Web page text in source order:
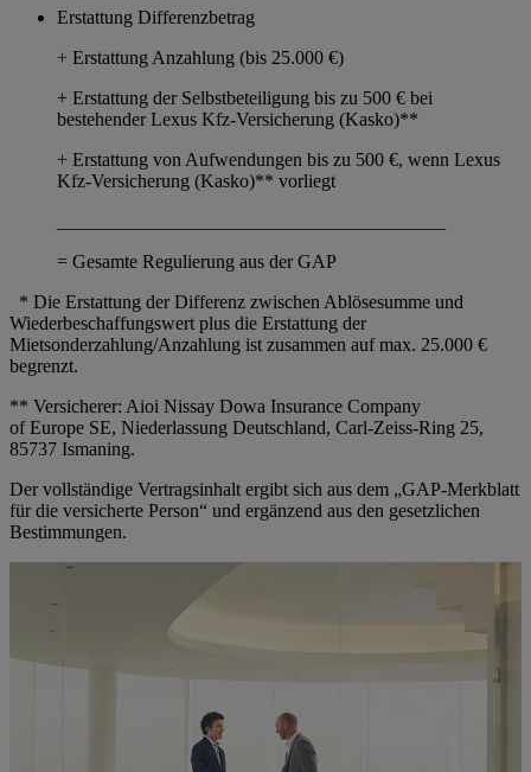
Erstattung Differenzbetrag
+ Erstattung Anzahlung (bis 25.000 €)
+ Erstattung der Selbstbeteiligung bis zu 500 € bei
bestehender Lexus Kfz-Versicherung (Kasko)**
+ Erstattung von Aufwendungen bis zu 500 €, wenn Lexus
Kfz-Versicherung (Kasko)** vorliegt
= Gesamte Regulierung aus der GAP
* Die Erstattung der Differenz zwischen Ablösesumme und
Wiederbeschaffungswert plus die Erstattung der
Mietsonderzahlung/Anzahlung ist zusammen auf max. 25.000 €
begrenzt.
** Versicherer: Aioi Nissay Dowa Insurance Company
of Europe SE, Niederlassung Deutschland, Carl-Zeiss-Ring 25,
85737 Ismaning.
Der vollständige Vertragsinhalt ergibt sich aus dem „GAP-Merkblatt
für die versicherte Person“ und ergänzend aus den gesetzlichen
Bestimmungen.